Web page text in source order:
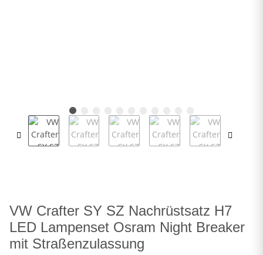
VW Crafter SY SZ Nachrüstsatz H7
LED Lampenset Osram Night Breaker
mit Straßenzulassung